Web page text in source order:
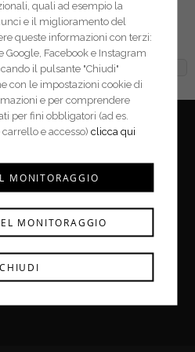
Castiglione delle Stivere (MN)
quali ad esempio la
e il miglioramento del
queste informazioni con terzi:
Facebook e Instagram
il pulsante "Chiudi"
con le impostazioni cookie di
e per comprendere
per fini obbligatori (ad es.
e accesso)clicca qui
CHIUDI
MONITORAGGIO
MONITORAGGIO